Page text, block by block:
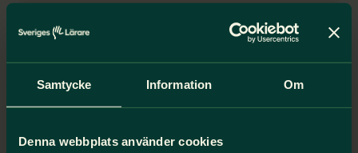
Samtycke Information Om
Denna webbplats använder cookies
kopplat till en tuffare arbetsmiljö på grund av
kring omorganisation och arbetsbrist.
Det finns stöd att få